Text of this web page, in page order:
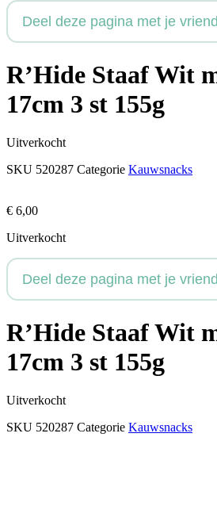
Deel deze pagina met je
R’Hide Staaf Wit
17cm 3 st 155g
Uitverkocht
SKU 520287 Categorie Kauwsnacks
€ 6,00
Uitverkocht
Deel deze pagina met je
R’Hide Staaf Wit
17cm 3 st 155g
Uitverkocht
SKU 520287 Categorie Kauwsnacks